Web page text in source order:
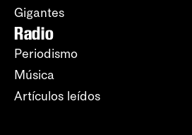
Gigantes
Radio
Periodismo
Música
Artículos leídos